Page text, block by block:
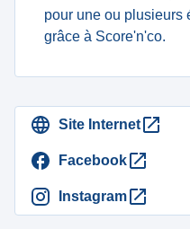
pour une ou plusieurs
grâce à Score'n'co.
Site Internet
Facebook
Instagram